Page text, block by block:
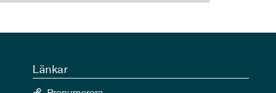
Länkar